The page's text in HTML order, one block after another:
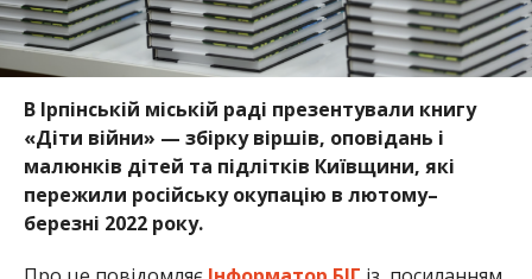
В Ірпінській міській раді презентували книгу
«Діти війни» — збірку віршів, оповідань і
малюнків дітей та підлітків Київщини, які
пережили російську окупацію в лютому–
березні 2022 року.